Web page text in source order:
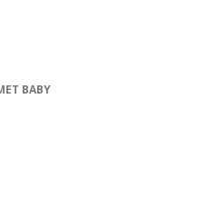
BABY